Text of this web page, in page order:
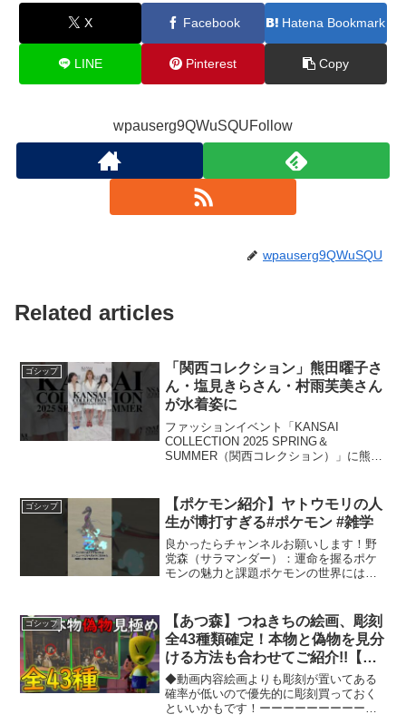
X Facebook Hatena Bookmark
LINE Pinterest Copy
wpauserg9QWuSQUFollow
wpauserg9QWuSQU
Related articles
ゴシップ
「関西コレクション」熊田曜子さ
ん・塩見きらさん・村雨芙美さん
が水着姿に
ファッションイベント「KANSAI
COLLECTION 2025 SPRING＆
SUMMER（関西コレクション）」に熊田
会場を沸かせた。#関西コレクション #熊
田曜子...
ゴシップ
【ポケモン紹介】ヤトウモリの人
生が博打すぎる#ポケモン #雑学
良かったらチャンネルお願いします！野
党森（サラマンダー）：運命を握るポケ
モンの魅力と課題ポケモンの世界にはさ
も、野党森（英語名：サラマンダー）は
特に注目を集めるポケモンで...
ゴシップ
【あつ森】つねきちの絵画、彫刻
全43種類確定！本物と偽物を見分
ける方法も合わせてご紹介!!【あ
つまれ どうぶつの森】【ぽんす
け】
◆動画内容絵画よりも彫刻が置いてある
確率が低いので優先的に彫刻買っておく
といいかもです！ーーーーーーーーーー